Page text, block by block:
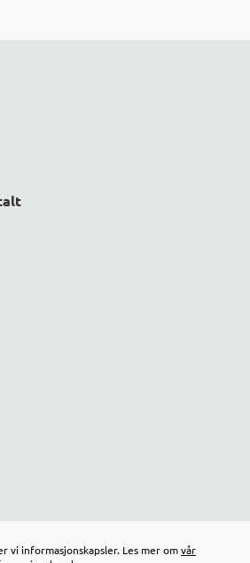
vi informasjonskapsler. Les mer omvår